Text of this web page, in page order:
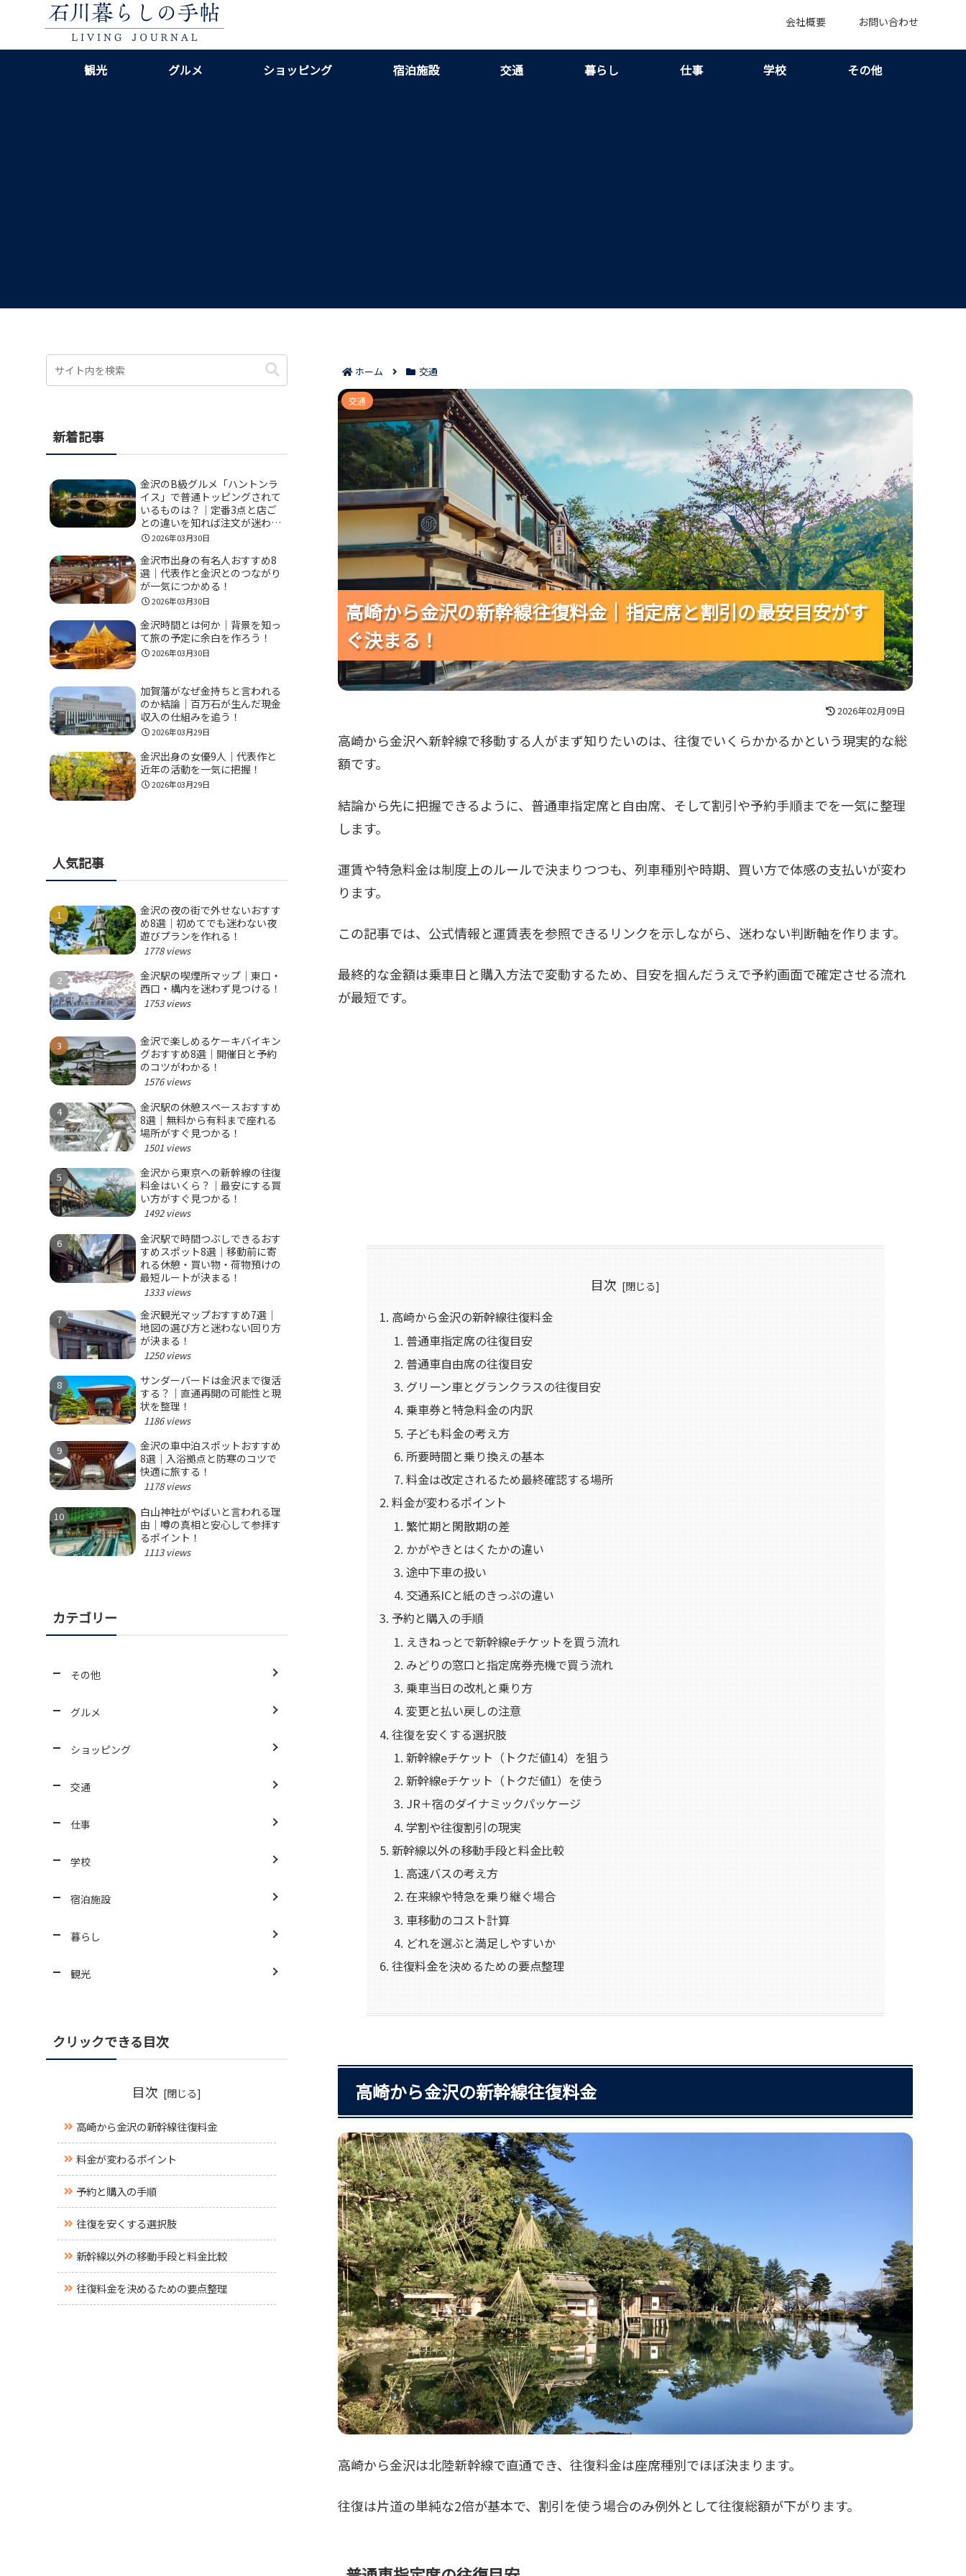
会社概要 お問い合わせ
観光 グルメ ショッピング 宿泊施設 交通 暮らし 仕事 学校 その他
ホーム 交通
高崎から金沢の新幹線往復料金｜指定席と割引の最安目安がすぐ決まる！
高崎から金沢の新幹線往復料金｜指定席と割引の最安目安がす
ぐ決まる！
高崎から金沢の新幹線往復料金｜指定席と割引の最安目安がす
ぐ決まる！
高崎から金沢の新幹線往復料金｜指定席と割引の最安目安がす
ぐ決まる！
交通
2026年02月09日
高崎から金沢へ新幹線で移動する人がまず知りたいのは、往復でいくらかかるかという現実的な総
額です。
結論から先に把握できるように、普通車指定席と自由席、そして割引や予約手順までを一気に整理
します。
運賃や特急料金は制度上のルールで決まりつつも、列車種別や時期、買い方で体感の支払いが変わ
ります。
この記事では、公式情報と運賃表を参照できるリンクを示しながら、迷わない判断軸を作ります。
最終的な金額は乗車日と購入方法で変動するため、目安を掴んだうえで予約画面で確定させる流れ
が最短です。
目次
高崎から金沢の新幹線往復料金
普通車指定席の往復目安
普通車自由席の往復目安
グリーン車とグランクラスの往復目安
乗車券と特急料金の内訳
子ども料金の考え方
所要時間と乗り換えの基本
料金は改定されるため最終確認する場所
料金が変わるポイント
繁忙期と閑散期の差
かがやきとはくたかの違い
途中下車の扱い
交通系ICと紙のきっぷの違い
予約と購入の手順
えきねっとで新幹線eチケットを買う流れ
みどりの窓口と指定席券売機で買う流れ
乗車当日の改札と乗り方
変更と払い戻しの注意
往復を安くする選択肢
新幹線eチケット（トクだ値14）を狙う
新幹線eチケット（トクだ値1）を使う
JR＋宿のダイナミックパッケージ
学割や往復割引の現実
新幹線以外の移動手段と料金比較
高速バスの考え方
在来線や特急を乗り継ぐ場合
車移動のコスト計算
どれを選ぶと満足しやすいか
往復料金を決めるための要点整理
高崎から金沢の新幹線往復料金
高崎から金沢は北陸新幹線で直通でき、往復料金は座席種別でほぼ決まります。
往復は片道の単純な2倍が基本で、割引を使う場合のみ例外として往復総額が下がります。
新着記事
金沢のB級グルメ「ハントンラ
イス」で普通トッピングされて
いるものは？｜定番3点と店ご
との違いを知れば注文が迷わな
い！2026年03月30日
金沢市出身の有名人おすすめ8
選｜代表作と金沢とのつながり
が一気につかめる！
2026年03月30日
金沢時間とは何か｜背景を知っ
て旅の予定に余白を作ろう！
2026年03月30日
加賀藩がなぜ金持ちと言われる
のか結論｜百万石が生んだ現金
収入の仕組みを追う！
2026年03月29日
金沢出身の女優9人｜代表作と
近年の活動を一気に把握！
2026年03月29日
人気記事
金沢の夜の街で外せないおすす
め8選｜初めてでも迷わない夜
遊びプランを作れる！
1778 views
金沢駅の喫煙所マップ｜東口・
西口・構内を迷わず見つける！
1753 views
金沢で楽しめるケーキバイキン
グおすすめ8選｜開催日と予約
のコツがわかる！
1576 views
金沢駅の休憩スペースおすすめ
8選｜無料から有料まで座れる
場所がすぐ見つかる！
1501 views
金沢から東京への新幹線の往復
料金はいくら？｜最安にする買
い方がすぐ見つかる！
1492 views
金沢駅で時間つぶしできるおす
すめスポット8選｜移動前に寄
れる休憩・買い物・荷物預けの
最短ルートが決まる！
1333 views
金沢観光マップおすすめ7選｜
地図の選び方と迷わない回り方
が決まる！
1250 views
サンダーバードは金沢まで復活
する？｜直通再開の可能性と現
状を整理！
1186 views
金沢の車中泊スポットおすすめ
8選｜入浴拠点と防寒のコツで
快適に旅する！
1178 views
白山神社がやばいと言われる理
由｜噂の真相と安心して参拝す
るポイント！
1113 views
カテゴリー
その他
グルメ
ショッピング
交通
仕事
学校
宿泊施設
暮らし
観光
クリックできる目次
目次
高崎から金沢の新幹線往復料金
料金が変わるポイント
予約と購入の手順
往復を安くする選択肢
新幹線以外の移動手段と料金比較
往復料金を決めるための要点整理